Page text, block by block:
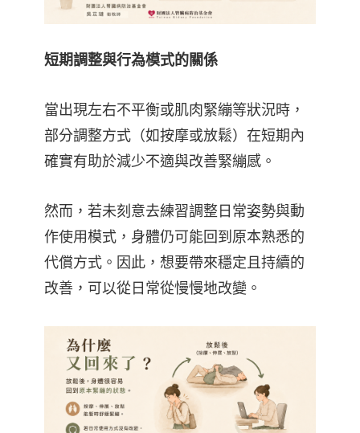
短期調整與行為模式的關係
當出現左右不平衡或肌肉緊繃等狀況時，
部分調整方式（如按摩或放鬆）在短期內
確實有助於減少不適與改善緊繃感。
然而，若未刻意去練習調整日常姿勢與動
作使用模式，身體仍可能回到原本熟悉的
代償方式。因此，想要帶來穩定且持續的
改善，可以從日常從慢慢地改變。